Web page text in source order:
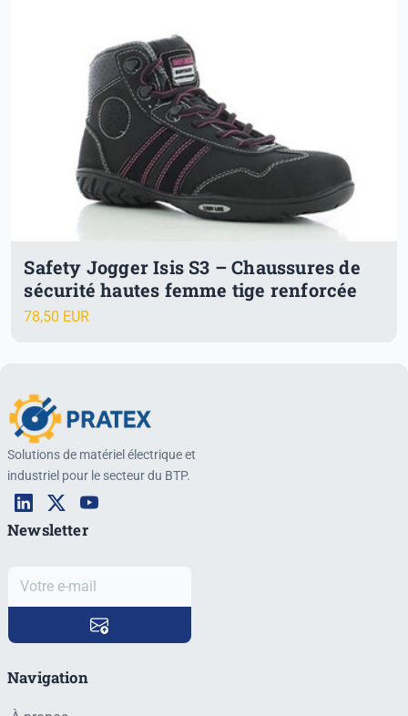
Safety Jogger Isis S3 – Chaussures de
sécurité hautes femme tige renforcée
78,50 EUR
Solutions de matériel électrique et
industriel pour le secteur du BTP.
Navigation
Newsletter